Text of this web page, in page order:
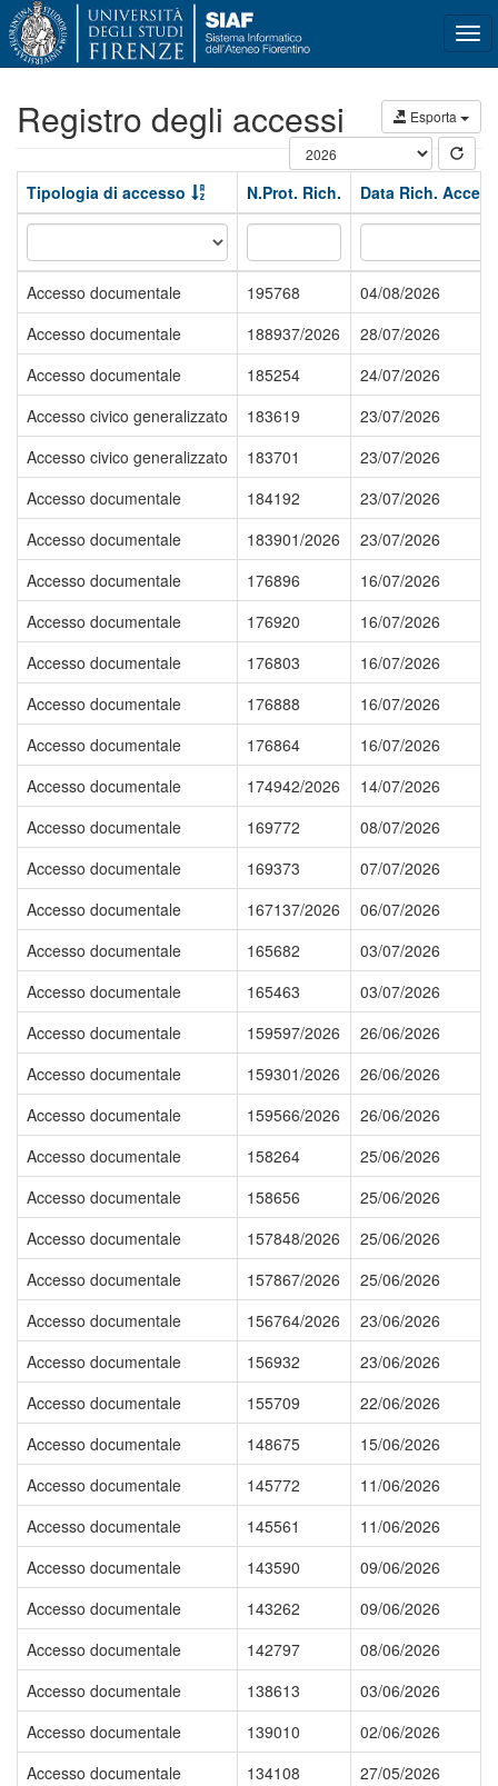
Esporta
Registro degli accessi
Tipologia di accesso N.Prot. Rich. Data Rich.
Accesso documentale 195768
04/08/2026
Accesso documentale
188937/2026
28/07/2026
Accesso documentale
185254
24/07/2026
Accesso civico generalizzato
183619
23/07/2026
Accesso civico generalizzato
183701
23/07/2026
Accesso documentale
184192
23/07/2026
Accesso documentale
183901/2026
23/07/2026
Accesso documentale
176896
16/07/2026
Accesso documentale
176920
16/07/2026
Accesso documentale
176803
16/07/2026
Accesso documentale
176888
16/07/2026
Accesso documentale
176864
16/07/2026
Accesso documentale
174942/2026
14/07/2026
Accesso documentale
169772
08/07/2026
Accesso documentale
169373
07/07/2026
Accesso documentale
167137/2026
06/07/2026
Accesso documentale
165682
03/07/2026
Accesso documentale
165463
03/07/2026
Accesso documentale
159597/2026
26/06/2026
Accesso documentale
159301/2026
26/06/2026
Accesso documentale
159566/2026
26/06/2026
Accesso documentale
158264
25/06/2026
Accesso documentale
158656
25/06/2026
Accesso documentale
157848/2026
25/06/2026
Accesso documentale
157867/2026
25/06/2026
Accesso documentale
156764/2026
23/06/2026
Accesso documentale
156932
23/06/2026
Accesso documentale
155709
22/06/2026
Accesso documentale
148675
15/06/2026
Accesso documentale
145772
11/06/2026
Accesso documentale
145561
11/06/2026
Accesso documentale
143590
09/06/2026
Accesso documentale
143262
09/06/2026
Accesso documentale
142797
08/06/2026
Accesso documentale
138613
03/06/2026
Accesso documentale
139010
02/06/2026
Accesso documentale
134108
27/05/2026